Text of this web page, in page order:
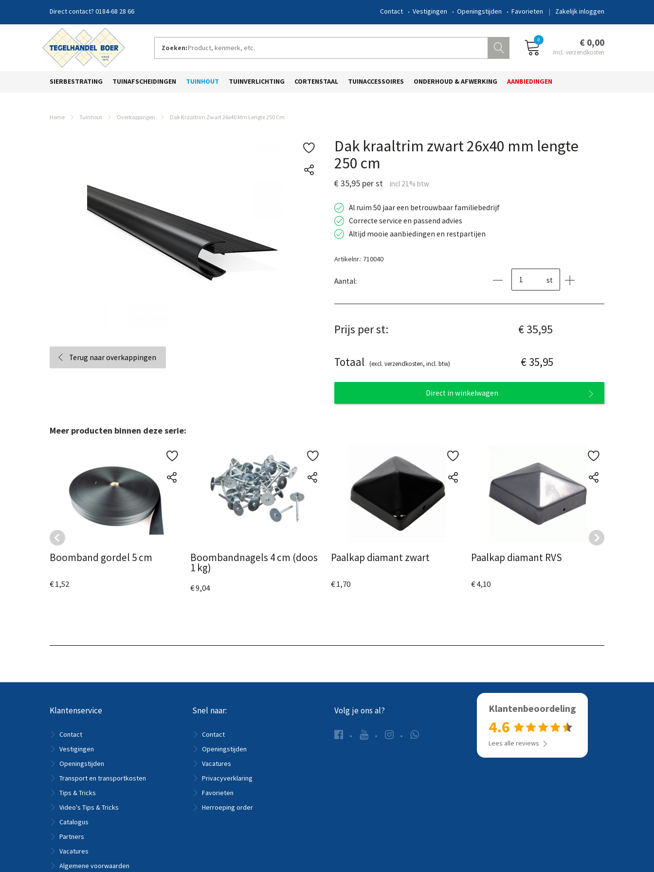
0184-68 28 66 Zakelijk inloggen
Contact Vestigingen Openingstijden Favorieten
Zoeken:
0 € 0,00
SIERBESTRATING TUINAFSCHEIDINGEN TUINHOUT TUINVERLICHTING CORTENSTAAL TUINACCESSOIRES ONDERHOUD & AFWERKING AANBIEDINGEN
Home Tuinhout Overkappingen Dak Kraaltrim Zwart 26x40 Mm Lengte 250 Cm
Terug naar overkappingen
Dak kraaltrim zwart 26x40 mm lengte
250 cm
€ 35,95 per st
Al ruim 50 jaar een betrouwbaar familiebedrijf
Correcte service en passend advies
Altijd mooie aanbiedingen en restpartijen
Artikelnr.: 710040
Aantal: st
Prijs per st: € 35,95
Totaal (excl. verzendkosten, incl. btw) € 35,95
Direct in winkelwagen
Meer producten binnen deze serie:
Boomband gordel 5 cm
€ 1,52
Boombandnagels 4 cm (doos
1 kg)
€ 9,04
Paalkap diamant zwart
€ 1,70
Paalkap diamant RVS
€ 4,10
Klantenservice
Contact
Vestigingen
Openingstijden
Transport en transportkosten
Tips & Tricks
Video's Tips & Tricks
Catalogus
Partners
Vacatures
Algemene voorwaarden
Snel naar:
Contact
Openingstijden
Vacatures
Privacyverklaring
Favorieten
Herroeping order
Volg je ons al? Klantenbeoordeling
4.6
Lees alle reviews